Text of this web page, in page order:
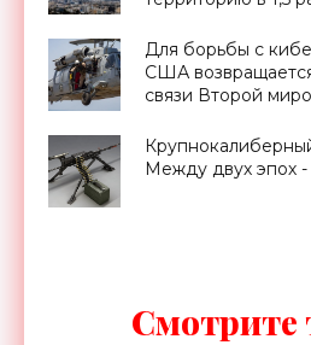
Для борьбы с
США
связи Второй
Между двух эпох -
Смотрите